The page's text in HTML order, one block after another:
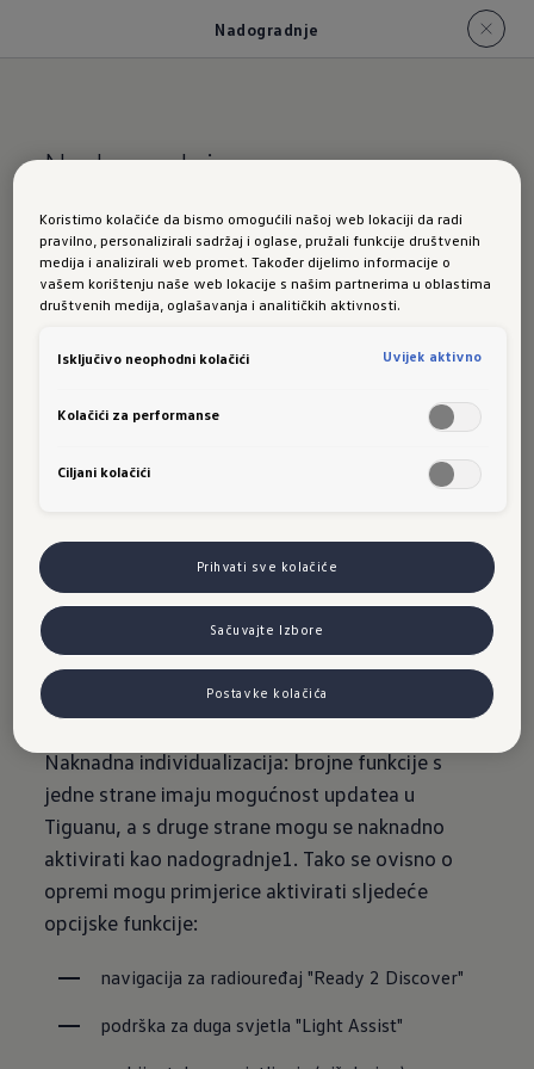
Nadogradnje
Nadogradnje
Želite li
naknadnu
nadogradnju?
To je sada
moguće u
Tiguanu.
Naknadna individualizacija: brojne funkcije s
jedne strane imaju mogućnost updatea u
Tiguanu, a s druge strane mogu se naknadno
aktivirati kao nadogradnje1. Tako se ovisno o
opremi mogu primjerice aktivirati sljedeće
opcijske funkcije:
navigacija za radiouređaj "Ready 2 Discover"
podrška za duga svjetla "Light Assist"
Koristimo kolačiće da bismo omogućili našoj web lokaciji da radi
pravilno, personalizirali sadržaj i oglase, pružali funkcije društvenih
medija i analizirali web promet. Također dijelimo informacije o
vašem korištenju naše web lokacije s našim partnerima u oblastima
društvenih medija, oglašavanja i analitičkih aktivnosti.
Isključivo neophodni kolačići Uvijek aktivno
Kolačići za performanse
Ciljani kolačići
Prihvati sve kolačiće
Sačuvajte Izbore
Postavke kolačića